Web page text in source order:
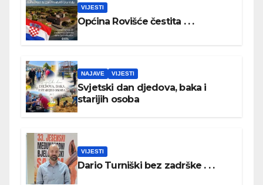
VIJESTI
Općina Rovišće čestita . . .
NAJAVE VIJESTI
Svjetski dan djedova, baka i
starijih osoba
VIJESTI
Dario Turniški bez zadrške . . .